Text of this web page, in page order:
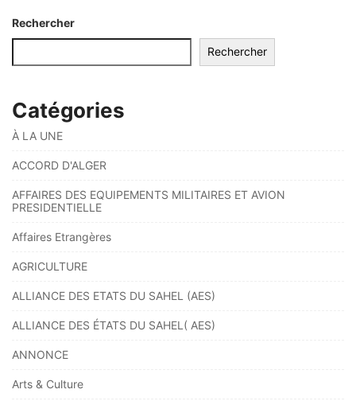
Rechercher
Rechercher
Catégories
À LA UNE
ACCORD D'ALGER
AFFAIRES DES EQUIPEMENTS MILITAIRES ET AVION
PRESIDENTIELLE
Affaires Etrangères
AGRICULTURE
ALLIANCE DES ETATS DU SAHEL (AES)
ALLIANCE DES ÉTATS DU SAHEL( AES)
ANNONCE
Arts & Culture